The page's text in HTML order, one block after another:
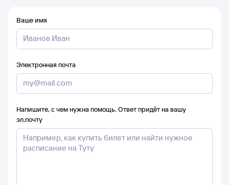
Ваше имя
Электронная почта
Напишите, с чем нужна помощь. Ответ придёт на вашу
эл.почту